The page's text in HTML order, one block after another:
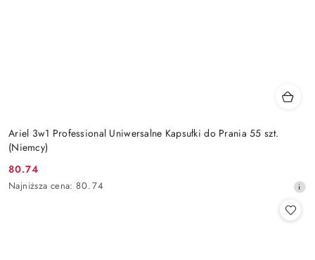
Ariel 3w1 Professional Uniwersalne Kapsułki do Prania 55 szt.
(Niemcy)
Cena
promocyjna:
80.74
Najniższa
Najniższa cena: 80.74